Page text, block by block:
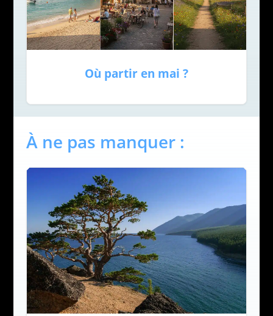
Où partir en mai ?
À ne pas manquer :